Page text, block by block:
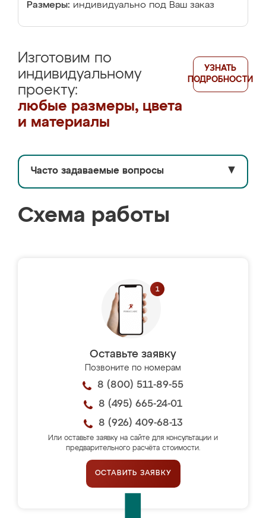
Размеры: индивидуально под Ваш заказ
Изготовим по
индивидуальному
проекту:
любые размеры, цвета
и материалы
УЗНАТЬ
ПОДРОБНОСТИ
Часто задаваемые вопросы ▼
Схема работы
Оставьте заявку
Позвоните по номерам
8 (800) 511-89-55
8 (495) 665-24-01
8 (926) 409-68-13
Или оставьте заявку на сайте для консультации и
предварительного расчёта стоимости.
ОСТАВИТЬ ЗАЯВКУ